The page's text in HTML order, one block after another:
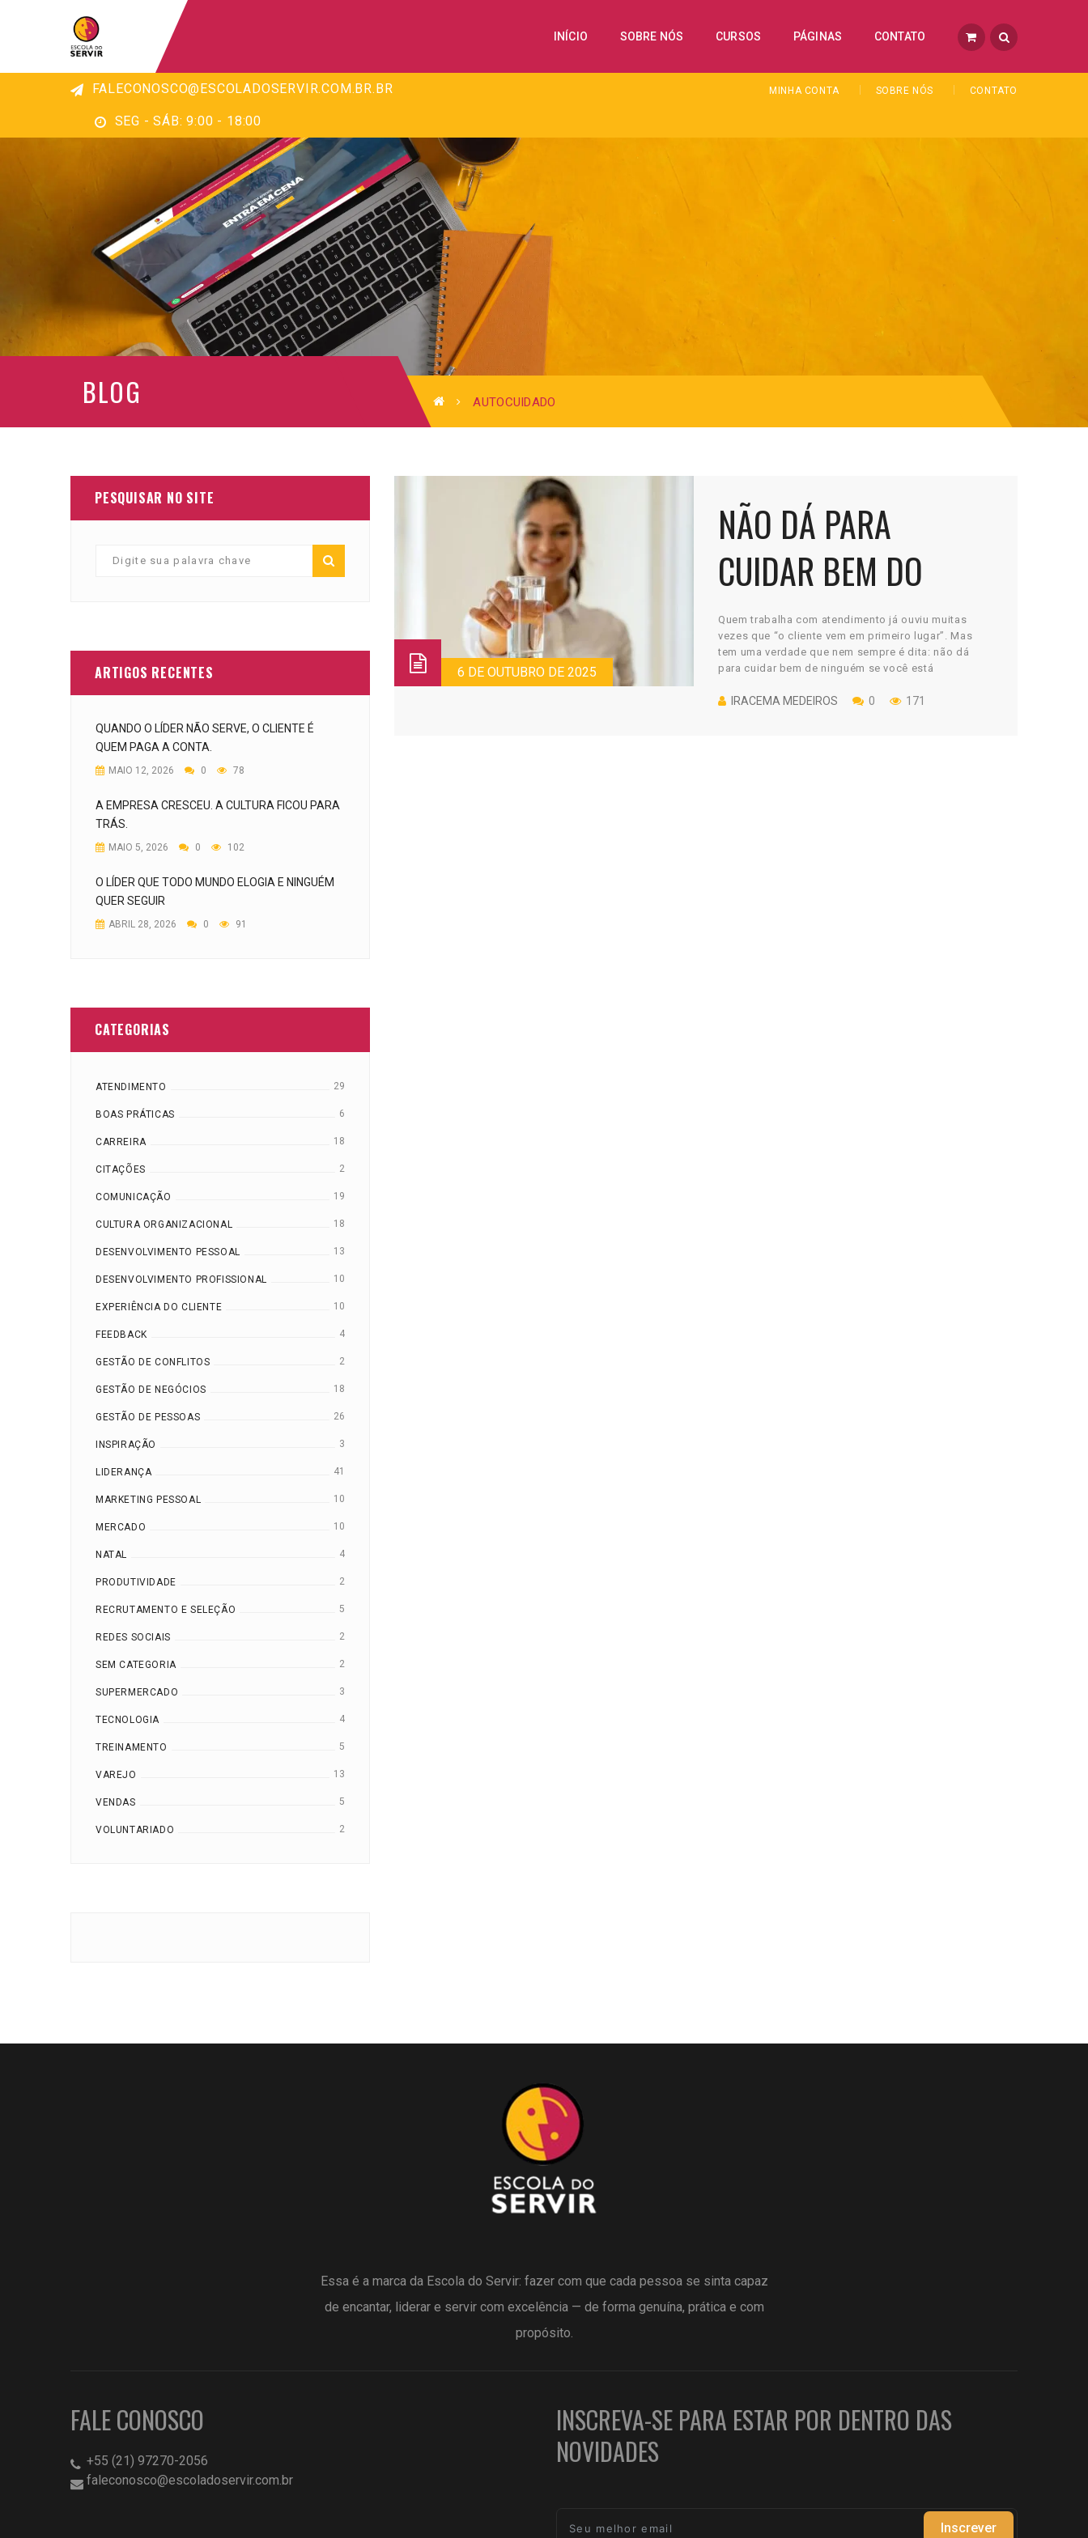
INÍCIO SOBRE NÓS CURSOS PÁGINAS CONTATO
FALECONOSCO@ESCOLADOSERVIR.COM.BR.BR
SEG - SÁB: 9:00 - 18:00
MINHA CONTA SOBRE NÓS CONTATO
BLOG AUTOCUIDADO
PESQUISAR NO SITE
ARTIGOS RECENTES
QUANDO O LÍDER NÃO SERVE, O CLIENTE É
QUEM PAGA A CONTA.
MAIO 12, 2026 0 78
A EMPRESA CRESCEU. A CULTURA FICOU PARA
TRÁS.
MAIO 5, 2026 0 102
O LÍDER QUE TODO MUNDO ELOGIA E NINGUÉM
QUER SEGUIR
ABRIL 28, 2026 0 91
CATEGORIAS
ATENDIMENTO 29
BOAS PRÁTICAS 6
CARREIRA 18
CITAÇÕES 2
COMUNICAÇÃO 19
CULTURA ORGANIZACIONAL 18
DESENVOLVIMENTO PESSOAL 13
DESENVOLVIMENTO PROFISSIONAL 10
EXPERIÊNCIA DO CLIENTE 10
FEEDBACK 4
GESTÃO DE CONFLITOS 2
GESTÃO DE NEGÓCIOS 18
GESTÃO DE PESSOAS 26
INSPIRAÇÃO 3
LIDERANÇA 41
MARKETING PESSOAL 10
MERCADO 10
NATAL 4
PRODUTIVIDADE 2
RECRUTAMENTO E SELEÇÃO 5
REDES SOCIAIS 2
SEM CATEGORIA 2
SUPERMERCADO 3
TECNOLOGIA 4
TREINAMENTO 5
VAREJO 13
VENDAS 5
VOLUNTARIADO 2
6 DE OUTUBRO DE 2025
NÃO DÁ PARA
CUIDAR BEM DO
CLIENTE SEM CUIDAR
DE SI PRIMEIRO
Quem trabalha com atendimento já ouviu muitas
vezes que “o cliente vem em primeiro lugar”. Mas
tem uma verdade que nem sempre é dita: não dá
para cuidar bem de ninguém se você está
mentalmente distante. Atendimento é presença,
IRACEMA MEDEIROS 0 171
Essa é a marca da Escola do Servir: fazer com que cada pessoa se sinta capaz
de encantar, liderar e servir com excelência — de forma genuína, prática e com
propósito.
FALE CONOSCO
+55 (21) 97270-2056
faleconosco@escoladoservir.com.br
INSCREVA-SE PARA ESTAR POR DENTRO DAS
NOVIDADES
Inscrever